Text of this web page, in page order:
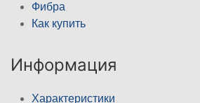
Фибра
Как купить
Информация
Характеристики